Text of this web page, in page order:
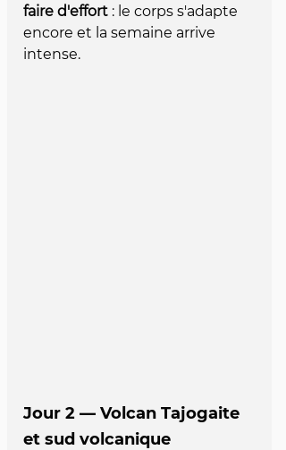
faire d'effort : le corps s'adapte
encore et la semaine arrive
intense.
Jour 2 — Volcan Tajogaite
et sud volcanique